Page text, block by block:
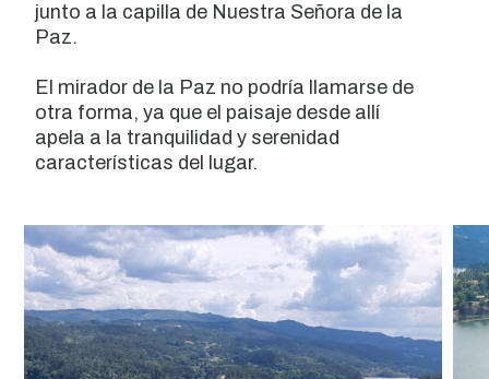
junto a la capilla de Nuestra Señora de la
Paz.
El mirador de la Paz no podría llamarse de
otra forma, ya que el paisaje desde allí
apela a la tranquilidad y serenidad
características del lugar.